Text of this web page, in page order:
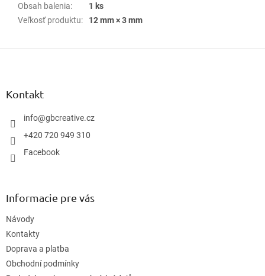
Obsah balenia:
1 ks
Veľkosť produktu: 12 mm × 3 mm
Z
Kontakt
info@gbcreative.cz
+420 720 949 310
Facebook
Informacie pre vás
Návody
Kontakty
Doprava a platba
Obchodní podmínky